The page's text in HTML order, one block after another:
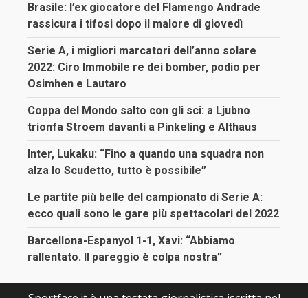
Brasile: l’ex giocatore del Flamengo Andrade
rassicura i tifosi dopo il malore di giovedì
Serie A, i migliori marcatori dell’anno solare
2022: Ciro Immobile re dei bomber, podio per
Osimhen e Lautaro
Coppa del Mondo salto con gli sci: a Ljubno
trionfa Stroem davanti a Pinkeling e Althaus
Inter, Lukaku: “Fino a quando una squadra non
alza lo Scudetto, tutto è possibile”
Le partite più belle del campionato di Serie A:
ecco quali sono le gare più spettacolari del 2022
Barcellona-Espanyol 1-1, Xavi: “Abbiamo
rallentato. Il pareggio è colpa nostra”